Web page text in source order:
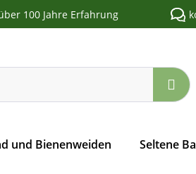
100 Jahre Erfahrung
und Bienenweiden Seltene